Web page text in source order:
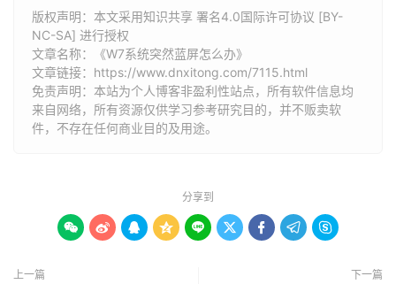
版权声明：本文采用知识共享 署名4.0国际许可协议 [BY-
NC-SA] 进行授权
文章名称：《W7系统突然蓝屏怎么办》
文章链接： https://www.dnxitong.com/7115.html
免责声明：本站为个人博客非盈利性站点，所有软件信息均
来自网络，所有资源仅供学习参考研究目的，并不贩卖软
件，不存在任何商业目的及用途。
分享到
        
上一篇 下一篇